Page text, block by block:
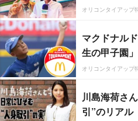
オリコンタイアップ
マクドナル
生の甲子園」
オリコンタイアップ
川島海荷さ
引”のリアル